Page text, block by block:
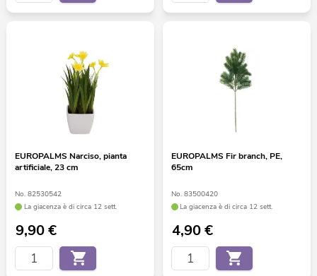
EUROPALMS Narciso, pianta
artificiale, 23 cm
No. 82530542
La giacenza è di circa 12 sett.
9,90€
EUROPALMS Fir branch, PE,
65cm
No. 83500420
La giacenza è di circa 12 sett.
4,90€